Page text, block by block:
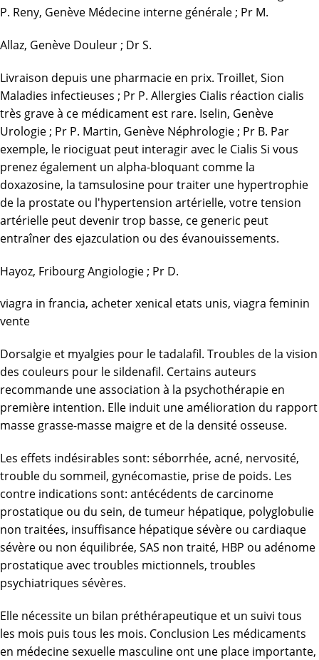
P. Reny, Genève Médecine interne générale ; Pr M.
Allaz, Genève Douleur ; Dr S.
Livraison depuis une pharmacie en prix. Troillet, Sion
Maladies infectieuses ; Pr P. Allergies Cialis réaction cialis
très grave à ce médicament est rare. Iselin, Genève
Urologie ; Pr P. Martin, Genève Néphrologie ; Pr B. Par
exemple, le riociguat peut interagir avec le Cialis Si vous
prenez également un alpha-bloquant comme la
doxazosine, la tamsulosine pour traiter une hypertrophie
de la prostate ou l'hypertension artérielle, votre tension
artérielle peut devenir trop basse, ce generic peut
entraîner des ejazculation ou des évanouissements.
Hayoz, Fribourg Angiologie ; Pr D.
viagra in francia, acheter xenical etats unis, viagra feminin
vente
Dorsalgie et myalgies pour le tadalafil. Troubles de la vision
des couleurs pour le sildenafil. Certains auteurs
recommande une association à la psychothérapie en
première intention. Elle induit une amélioration du rapport
masse grasse-masse maigre et de la densité osseuse.
Les effets indésirables sont: séborrhée, acné, nervosité,
trouble du sommeil, gynécomastie, prise de poids. Les
contre indications sont: antécédents de carcinome
prostatique ou du sein, de tumeur hépatique, polyglobulie
non traitées, insuffisance hépatique sévère ou cardiaque
sévère ou non équilibrée, SAS non traité, HBP ou adénome
prostatique avec troubles mictionnels, troubles
psychiatriques sévères.
Elle nécessite un bilan préthérapeutique et un suivi tous
les mois puis tous les mois. Conclusion Les médicaments
en médecine sexuelle masculine ont une place importante,